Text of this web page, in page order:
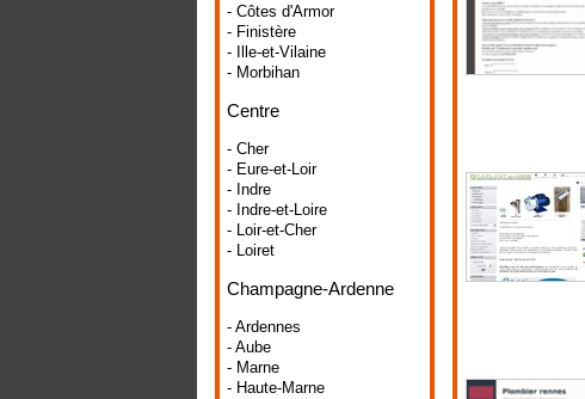
- Côtes d'Armor
- Finistère
- Ille-et-Vilaine
- Morbihan
Centre
- Cher
- Eure-et-Loir
- Indre
- Indre-et-Loire
- Loir-et-Cher
- Loiret
Champagne-Ardenne
- Ardennes
- Aube
- Marne
- Haute-Marne